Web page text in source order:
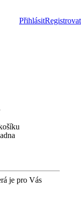
PřihlásitRegistrovat
cena košíku
je pro Vás